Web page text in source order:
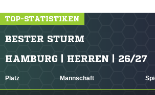
TOP-STATISTIKEN
BESTER STURM
HAMBURG | HERREN | 26/27
Platz Mannschaft